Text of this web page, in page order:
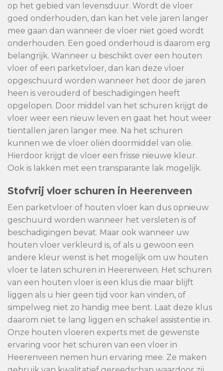
op het gebied van levensduur. Wordt de vloer
goed onderhouden, dan kan het vele jaren langer
mee gaan dan wanneer de vloer niet goed wordt
onderhouden. Een goed onderhoud is daarom erg
belangrijk. Wanneer u beschikt over een houten
vloer of een parketvloer, dan kan deze vloer
opgeschuurd worden wanneer het door de jaren
heen is verouderd of beschadigingen heeft
opgelopen. Door middel van het schuren krijgt de
vloer weer een nieuw leven en gaat het hout weer
tientallen jaren langer mee. Na het schuren
kunnen we de vloer oliën doormiddel van olie.
Hierdoor krijgt de vloer een frisse nieuwe kleur.
Ook is lakken met een transparante lak mogelijk.
Stofvrij vloer schuren in Heerenveen
Een parketvloer of houten vloer kan dus opnieuw
geschuurd worden wanneer het versleten is of
beschadigingen bevat. Maar ook wanneer uw
houten vloer verkleurd is, of als u gewoon een
andere kleur wenst is het mogelijk om uw houten
vloer te laten schuren in Heerenveen. Het schuren
van een houten vloer is een klus die maar blijft
liggen als u hier geen tijd voor kan vinden, of
simpelweg niet zo handig mee bent. Laat deze klus
daarom niet te lang liggen en schakel assistentie in.
Onze houten vloeren experts met de gewenste
ervaring voor het schuren van een vloer in
Heerenveen nemen hun ervaring mee. Ze maken